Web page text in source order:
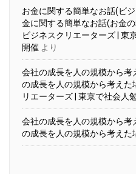
お金に関する簡単なお話(ビ
金に関する簡単なお話(お金
ビジネスクリエーターズ | 東
開催 より
会社の成長を人の規模から
の成長を人の規模から考え
リエーターズ | 東京で社会人
会社の成長を人の規模から
の成長を人の規模から考えた